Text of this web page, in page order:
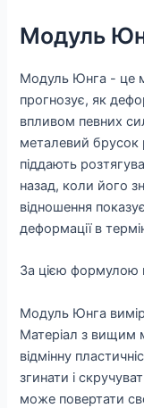
Модуль
Модуль Юнга - це
прогнозує, як
впливом певних
металевий брусок
піддають
назад, коли його
відношення
деформації в
За цією
Модуль Юнга
Матеріал з вищим
відмінну
згинати і
може повертати